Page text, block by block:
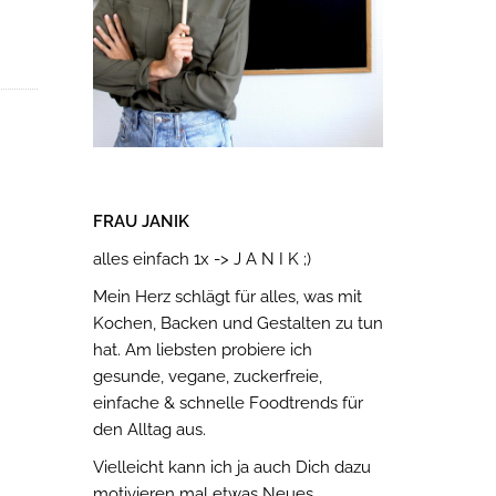
FRAU JANIK
alles einfach 1x -> J A N I K ;)
Mein Herz schlägt für alles, was mit
Kochen, Backen und Gestalten zu tun
hat. Am liebsten probiere ich
gesunde, vegane, zuckerfreie,
einfache & schnelle Foodtrends für
den Alltag aus.
Vielleicht kann ich ja auch Dich dazu